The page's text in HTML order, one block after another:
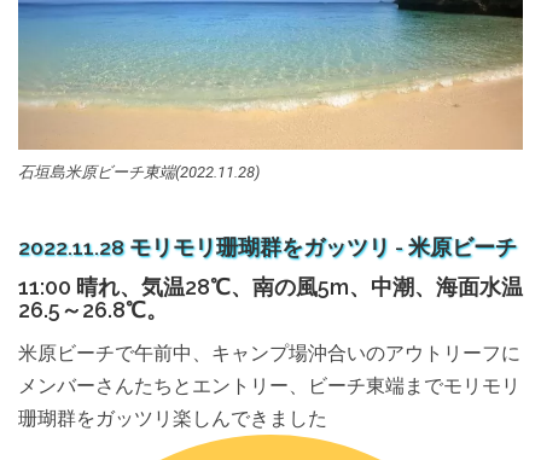
石垣島米原ビーチ東端(2022.11.28)
2022.11.28 モリモリ珊瑚群をガッツリ - 米原ビーチ
11:00 晴れ、気温28℃、南の風5m、中潮、海面水温
26.5～26.8℃。
米原ビーチで午前中、キャンプ場沖合いのアウトリーフに
メンバーさんたちとエントリー、ビーチ東端までモリモリ
珊瑚群をガッツリ楽しんできました